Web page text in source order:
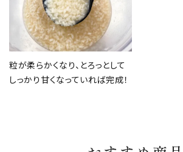
粒が柔らかくなり、とろっとして
しっかり甘くなっていれば完成！